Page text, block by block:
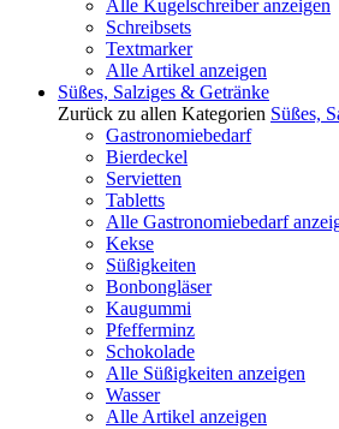
Alle Kugelschreiber anzeigen
Schreibsets
Textmarker
Alle Artikel anzeigen
Süßes, Salziges & Getränke
Zurück zu allen Kategorien Süßes,
Gastronomiebedarf
Bierdeckel
Servietten
Tabletts
Alle Gastronomiebedarf
Kekse
Süßigkeiten
Bonbongläser
Kaugummi
Pfefferminz
Schokolade
Alle Süßigkeiten anzeigen
Wasser
Alle Artikel anzeigen